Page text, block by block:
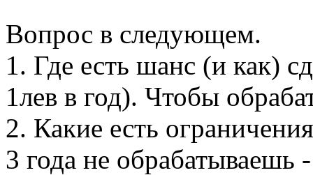
Вопрос в следующем.
1. Где есть шанс (и как)
1лев в год). Чтобы
2. Какие есть
3 года не обрабатываешь